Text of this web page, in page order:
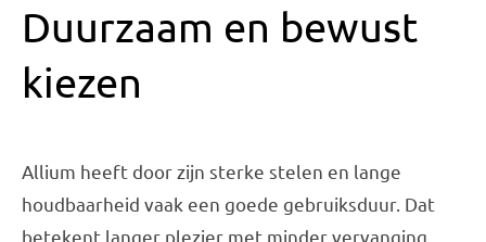
Duurzaam en bewust
kiezen
Allium heeft door zijn sterke stelen en lange
houdbaarheid vaak een goede gebruiksduur. Dat
betekent langer plezier met minder vervanging.